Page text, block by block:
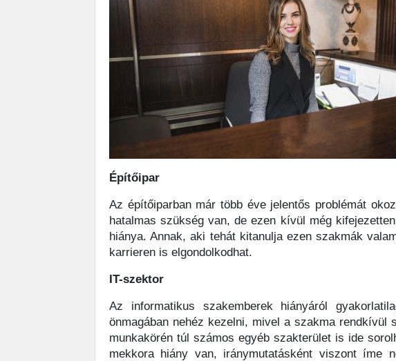
Építőipar
Az építőiparban már több éve jelentős problémát
hatalmas szükség van, de ezen kívül még
hiánya. Annak, aki tehát kitanulja ezen szakmák
karrieren is elgondolkodhat.
IT-szektor
Az informatikus szakemberek hiányáról
önmagában nehéz kezelni, mivel a szakma
munkakörén túl számos egyéb szakterület is ide
mekkora hiány van, iránymutatásként viszont íme